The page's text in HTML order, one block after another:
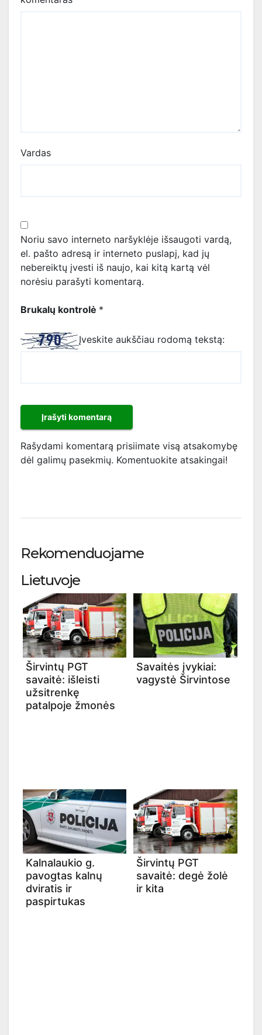
Vardas
Noriu savo interneto naršyklėje išsaugoti vardą,
el. pašto adresą ir interneto puslapį, kad jų
nebereiktų įvesti iš naujo, kai kitą kartą vėl
norėsiu parašyti komentarą.
Brukalų kontrolė *
Įveskite aukščiau rodomą tekstą:
Rašydami komentarą prisiimate visą atsakomybę
dėl galimų pasekmių. Komentuokite atsakingai!
Rekomenduojame
Lietuvoje
Širvintų PGT
savaitė: išleisti
užsitrenkę
patalpoje žmonės
Savaitės įvykiai:
vagystė Širvintose
Kalnalaukio g.
pavogtas kalnų
dviratis ir
paspirtukas
Širvintų PGT
savaitė: degė žolė
ir kita